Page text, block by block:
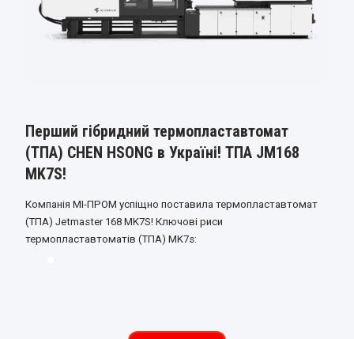
Перший гібридний термопластавтомат
(ТПА) CHEN HSONG в Україні! ТПА JM168
MK7S!
Компанія МІ-ПРОМ успіщно поставила термопластавтомат
(ТПА) Jetmaster 168 MK7S! Ключові риси
термопластавтоматів (ТПА) MK7s: